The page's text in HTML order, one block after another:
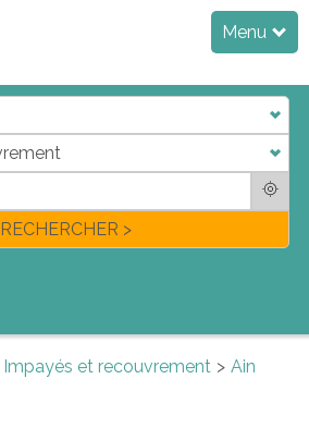
Menu
RECHERCHER >
Impayés et recouvrement
Ain